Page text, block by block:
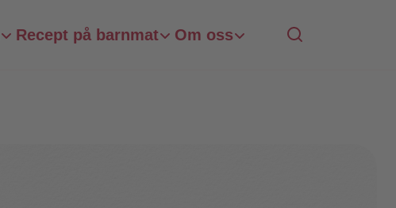
Recept på barnmat Om oss